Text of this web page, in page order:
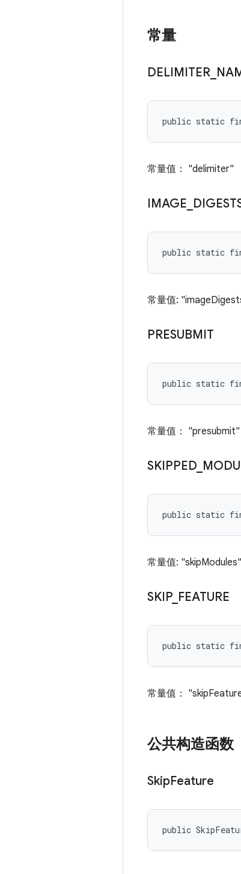
常量
DELIMITER
public static
常量值： "delimiter"
IMAGE
public static
常量值:
PRESUBMIT
public static
常量值： "presubmit"
SKIPPED
public static final
常量值: "skipModules"
SKIP_ FEATURE
public static
常量值：
公共构造函数
SkipFeature
public